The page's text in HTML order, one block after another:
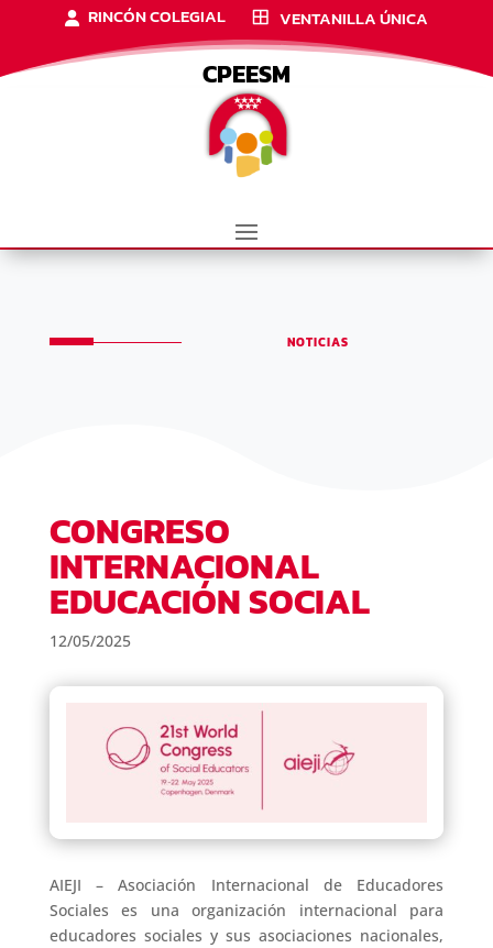
RINCÓN COLEGIAL VENTANILLA ÚNICA
CPEESM
NOTICIAS
CONGRESO
INTERNACIONAL
EDUCACIÓN SOCIAL
12/05/2025
AIEJI – Asociación Internacional de Educadores
Sociales es una organización internacional para
educadores sociales y sus asociaciones nacionales,